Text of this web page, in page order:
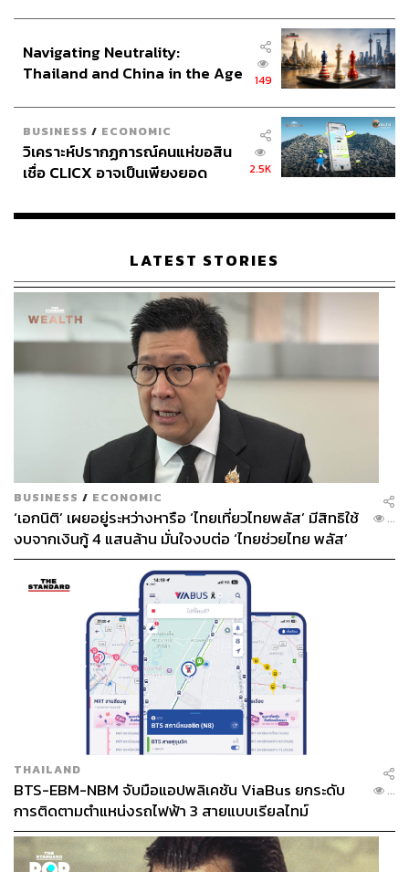
Navigating Neutrality:
Thailand and China in the Age
149
BUSINESS / ECONOMIC
วิเคราะห์ปรากฏการณ์คนแห่ขอสิน
เชื่อ CLICX อาจเป็นเพียงยอด
เรือนไทยที่ถูกซุกไว้
2.5K
LATEST STORIES
BUSINESS / ECONOMIC
‘เอกนิติ’ เผยอยู่ระหว่างหารือ ‘ไทยเที่ยวไทยพลัส’ มีสิทธิใช้
งบจากเงินกู้ 4 แสนล้าน มั่นใจงบต่อ ‘ไทยช่วยไทย พลัส’
เฟส 2 มีเพียงพอ
...
THAILAND
BTS-EBM-NBM จับมือแอปพลิเคชัน ViaBus ยกระดับ
การติดตามตำแหน่งรถไฟฟ้า 3 สายแบบเรียลไทม์
...